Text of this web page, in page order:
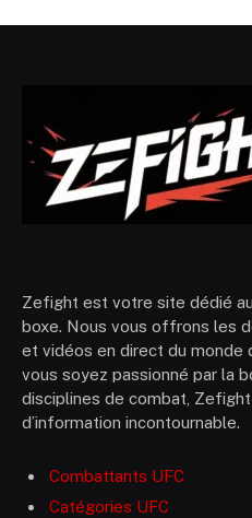
Zefight est votre site dédié
boxe. Nous vous offrons les
et vidéos en direct du monde
vous soyez passionné par la
disciplines de combat,
d’information incontournable.
Combattants UFC
Catégories UFC